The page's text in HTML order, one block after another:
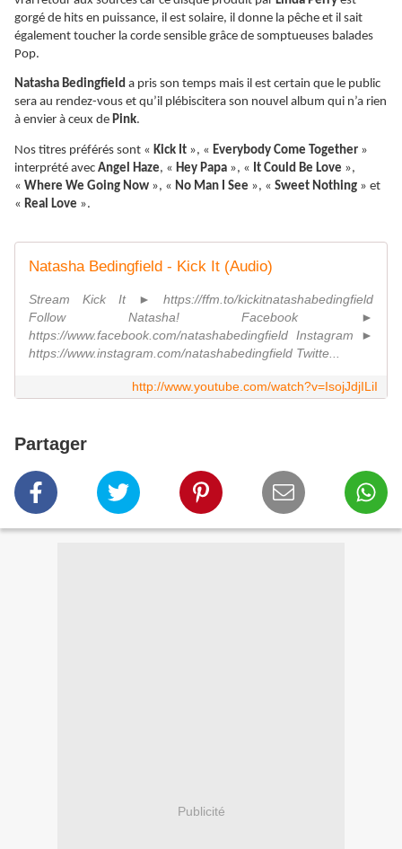
gorgé de hits en puissance, il est solaire, il donne la pêche et il sait
également toucher la corde sensible grâce de somptueuses balades
Pop.
Natasha Bedingfield a pris son temps mais il est certain que le public
sera au rendez-vous et qu’il plébiscitera son nouvel album qui n’a rien
à envier à ceux de Pink.
Nos titres préférés sont « Kick It », « Everybody Come Together »
interprété avec Angel Haze, « Hey Papa », « It Could Be Love »,
« Where We Going Now », « No Man I See », « Sweet Nothing » et
« Real Love ».
Natasha Bedingfield - Kick It (Audio)
Stream Kick It ► https://ffm.to/kickitnatashabedingfield
Follow Natasha! Facebook ►
https://www.facebook.com/natashabedingfield Instagram ►
https://www.instagram.com/natashabedingfield Twitte...
http://www.youtube.com/watch?v=IsojJdjILiI
Partager
Publicité